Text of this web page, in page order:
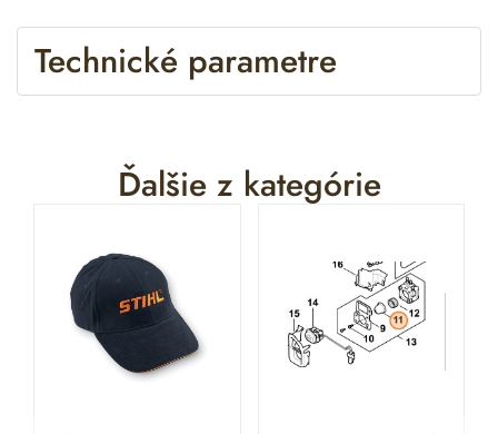
Technické parametre
Ďalšie z kategórie